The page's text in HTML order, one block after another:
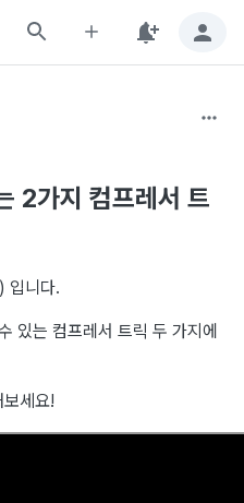
2가지 컴프레서 트
입니다.
있는 컴프레서 트릭 두 가지에
세요!